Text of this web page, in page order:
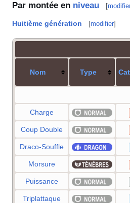
Par montée en niveau [
Huitième génération [modifier]
Nom Type
Charge
Coup Double
Draco-Souffle
Morsure
Puissance
Triplattaque